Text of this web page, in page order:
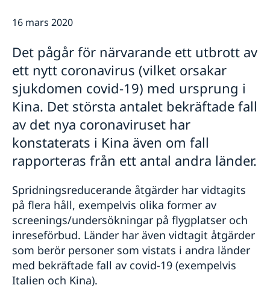
Team Sweden
Svenska företag i Nordmakedonien
Anmäl handelshinder
Ny handelskammare grundad för att stärka banden
mellan Sverige och Nordmakedonien
FAQ - Så stöttar vi svenska företag
Vad som gäller för uppe­hålls­till­stånd för besök
Viktig information för migrationsärenden och pass
Migrationsärenden för personer lagligen bosatta i
Ukraina och Georgien
Rösta i Nordmakedonien
Sveriges utvecklingssamarbete i
Nordmakedonien
16 mars 2020
Det pågår för närvarande ett utbrott av
ett nytt coronavirus (vilket orsakar
sjukdomen covid-19) med ursprung i
Kina. Det största antalet bekräftade fall
av det nya coronaviruset har
konstaterats i Kina även om fall
rapporteras från ett antal andra länder.
Spridningsreducerande åtgärder har vidtagits
på flera håll, exempelvis olika former av
screenings/undersökningar på flygplatser och
inreseförbud. Länder har även vidtagit åtgärder
som berör personer som vistats i andra länder
med bekräftade fall av covid-19 (exempelvis
Italien och Kina).